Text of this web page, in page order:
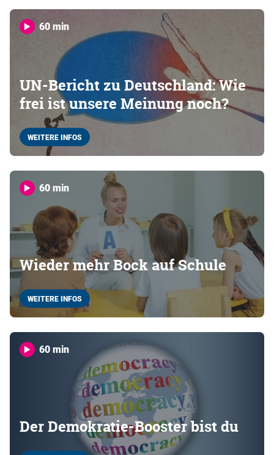
60 min
UN-Bericht zu Deutschland: Wie
frei ist unsere Meinung noch?
WEITERE INFOS
60 min
Wieder mehr Bock auf Schule
WEITERE INFOS
60 min
Der Demokratie-Booster bist du